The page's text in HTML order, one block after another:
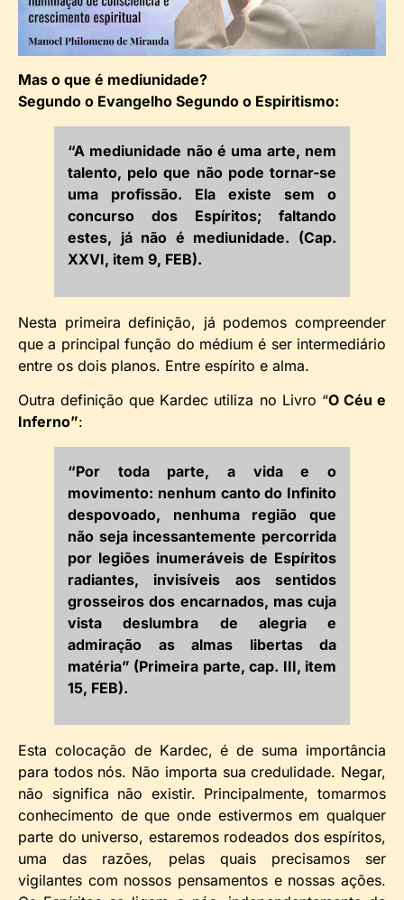
Mas o que é mediunidade?
Segundo o Evangelho Segundo o Espiritismo:
“A mediunidade não é uma arte, nem
talento, pelo que não pode tornar-se
uma profissão. Ela existe sem o
concurso dos Espíritos; faltando
estes, já não é mediunidade. (Cap.
XXVI, item 9, FEB).
Nesta primeira definição, já podemos compreender
que a principal função do médium é ser intermediário
entre os dois planos. Entre espírito e alma.
Outra definição que Kardec utiliza no Livro “O Céu e
Inferno”:
“Por toda parte, a vida e o
movimento: nenhum canto do Infinito
despovoado, nenhuma região que
não seja incessantemente percorrida
por legiões inumeráveis de Espíritos
radiantes, invisíveis aos sentidos
grosseiros dos encarnados, mas cuja
vista deslumbra de alegria e
admiração as almas libertas da
matéria” (Primeira parte, cap. III, item
15, FEB).
Esta colocação de Kardec, é de suma importância
para todos nós. Não importa sua credulidade. Negar,
não significa não existir. Principalmente, tomarmos
conhecimento de que onde estivermos em qualquer
parte do universo, estaremos rodeados dos espíritos,
uma das razões, pelas quais precisamos ser
vigilantes com nossos pensamentos e nossas ações.